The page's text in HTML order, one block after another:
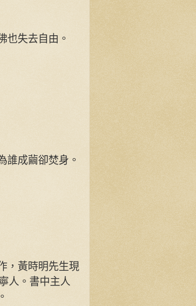
也失去自由。
誰成繭卻焚身。
，黃時明先生現
人。書中主人